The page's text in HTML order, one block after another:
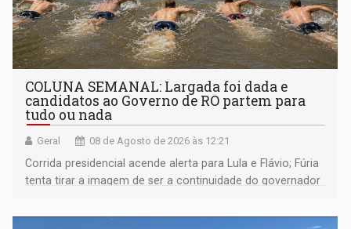
COLUNA SEMANAL: Largada foi dada e
candidatos ao Governo de RO partem para
tudo ou nada
Geral 08 de Agosto de 2026 às 12:21
Corrida presidencial acende alerta para Lula e Flávio; Fúria
tenta tirar a imagem de ser a continuidade do governador
não ter entrado no modo eleição; ABAV faz evento em